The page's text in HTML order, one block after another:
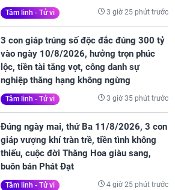
Tâm linh - Tử vi 3 giờ 25 phút trước
3 con giáp trúng số độc đắc đúng 300 tỷ
vào ngày 10/8/2026, hưởng trọn phúc
lộc, tiền tài tăng vọt, công danh sự
nghiệp thăng hạng không ngừng
Tâm linh - Tử vi 3 giờ 35 phút trước
Đúng ngày mai, thứ Ba 11/8/2026, 3 con
giáp vượng khí tràn trề, tiền tình không
thiếu, cuộc đời Thăng Hoa giàu sang,
buôn bán Phát Đạt
Tâm linh - Tử vi 4 giờ 25 phút trước